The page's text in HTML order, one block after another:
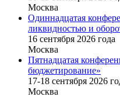
Москва
Одиннадцатая
ликвидностью и
16 cентября 2026 года
Москва
Пятнадцатая
бюджетирование»
17-18 сентября 2026
Москва